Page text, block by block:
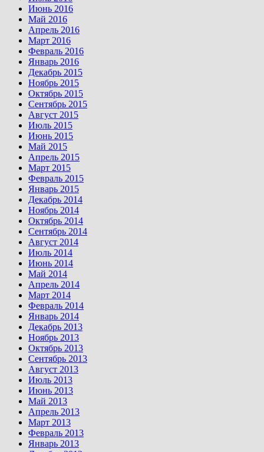
Июнь 2016
Май 2016
Апрель 2016
Март 2016
Февраль 2016
Январь 2016
Декабрь 2015
Ноябрь 2015
Октябрь 2015
Сентябрь 2015
Август 2015
Июль 2015
Июнь 2015
Май 2015
Апрель 2015
Март 2015
Февраль 2015
Январь 2015
Декабрь 2014
Ноябрь 2014
Октябрь 2014
Сентябрь 2014
Август 2014
Июль 2014
Июнь 2014
Май 2014
Апрель 2014
Март 2014
Февраль 2014
Январь 2014
Декабрь 2013
Ноябрь 2013
Октябрь 2013
Сентябрь 2013
Август 2013
Июль 2013
Июнь 2013
Май 2013
Апрель 2013
Март 2013
Февраль 2013
Январь 2013